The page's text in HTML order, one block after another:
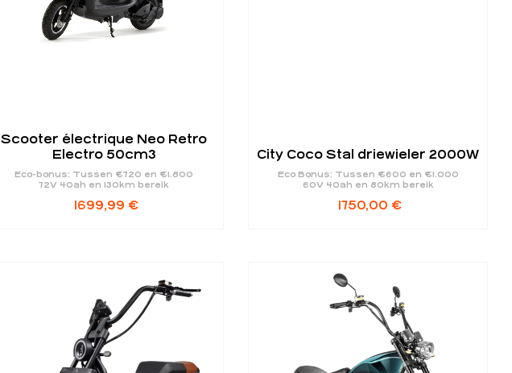
Scooter électrique Neo Retro
Electro 50cm3
Eco-bonus: Tussen €720 en €1.800
72V 40ah en 130km bereik
1699,99 €
City Coco Stal driewieler 2000W
Eco Bonus: Tussen €600 en €1.000
60V 40ah en 80km bereik
1750,00 €